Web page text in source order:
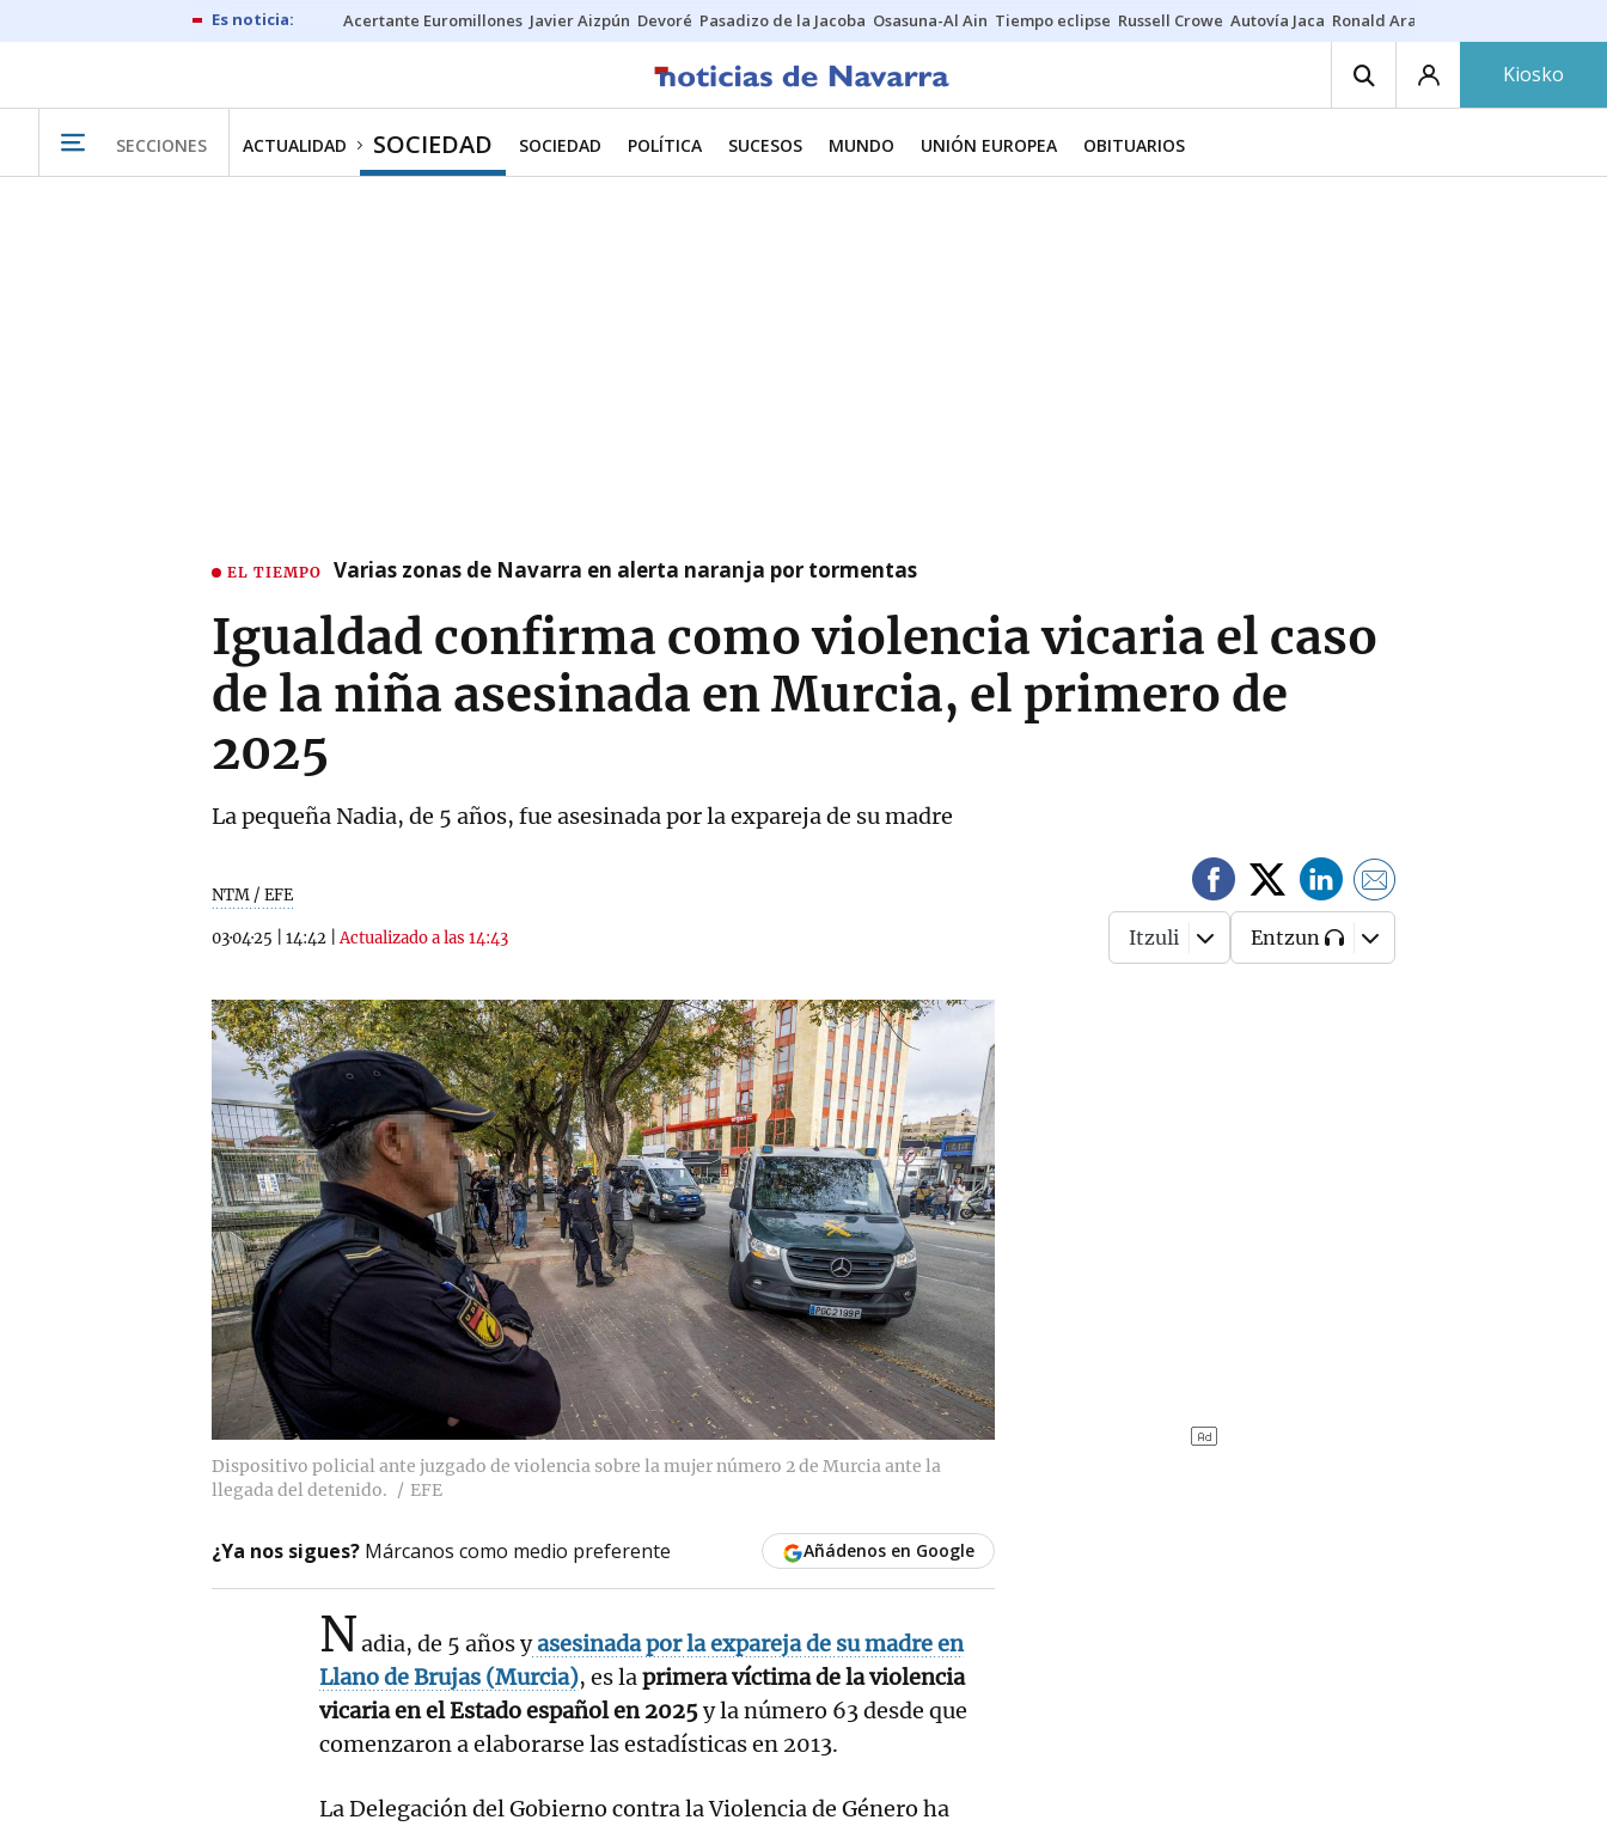
Acertante Euromillones Javier Aizpún Devoré Pasadizo de la Jacoba Osasuna-Al Ain Tiempo eclipse Russell Crowe Autovía Jaca Ronald Araújo
Kiosko
SECCIONES ACTUALIDAD SOCIEDAD SOCIEDAD POLÍTICA SUCESOS MUNDO UNIÓN EUROPEA OBITUARIOS
EL TIEMPO Varias zonas de Navarra en alerta naranja por tormentas
Igualdad confirma como violencia vicaria el caso
de la niña asesinada en Murcia, el primero de
2025
La pequeña Nadia, de 5 años, fue asesinada por la expareja de su madre
NTM / EFE
03·04·25 14:42 |Actualizado a las 14:43 Itzuli Entzun
Dispositivo policial ante juzgado de violencia sobre la mujer número 2 de Murcia ante la
llegada del detenido.
EFE
¿Ya nos sigues? Márcanos como medio preferente Añádenos en Google
Nadia, de 5 años yasesinada por la expareja de su madre en
Llano de Brujas (Murcia), es laprimera víctima de la violencia
vicaria en el Estado español en 2025y la número 63 desde que
comenzaron a elaborarse las estadísticas en 2013.
La Delegación del Gobierno contra la Violencia de Género ha